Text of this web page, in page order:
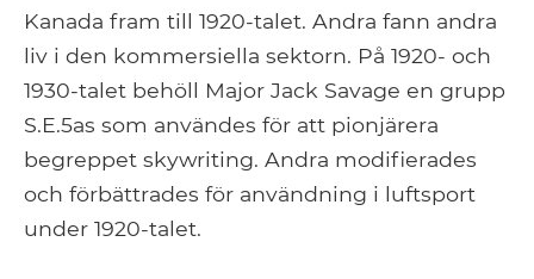
Kanada fram till 1920-talet. Andra fann andra
liv i den kommersiella sektorn. På 1920- och
1930-talet behöll Major Jack Savage en grupp
S.E.5as som användes för att pionjärera
begreppet skywriting. Andra modifierades
och förbättrades för användning i luftsport
under 1920-talet.